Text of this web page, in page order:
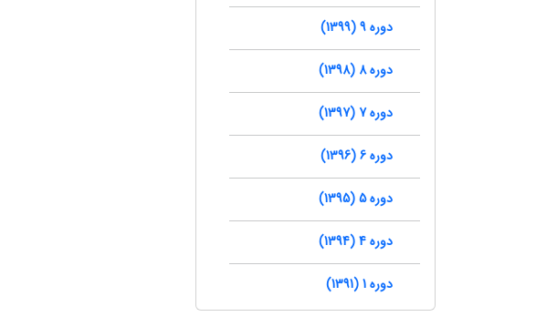
دوره 9 (1399)
دوره 8 (1398)
دوره 7 (1397)
دوره 6 (1396)
دوره 5 (1395)
دوره 4 (1394)
دوره 1 (1391)